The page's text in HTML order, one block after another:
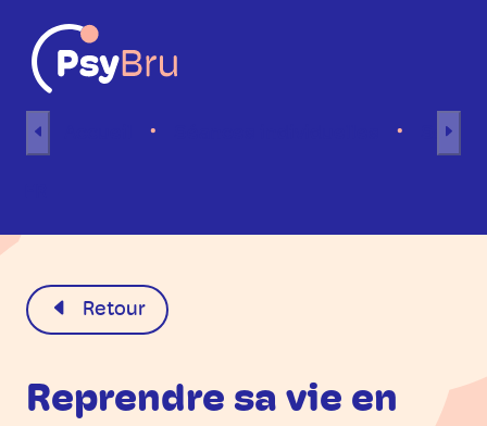
Retour
Reprendre sa vie en